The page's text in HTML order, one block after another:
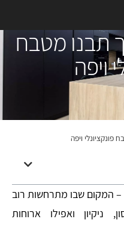
תבנו מטבח
ויפה
ויפה
המקום שבו מתרחשות רוב
ניקיון ואפילו ארוחות